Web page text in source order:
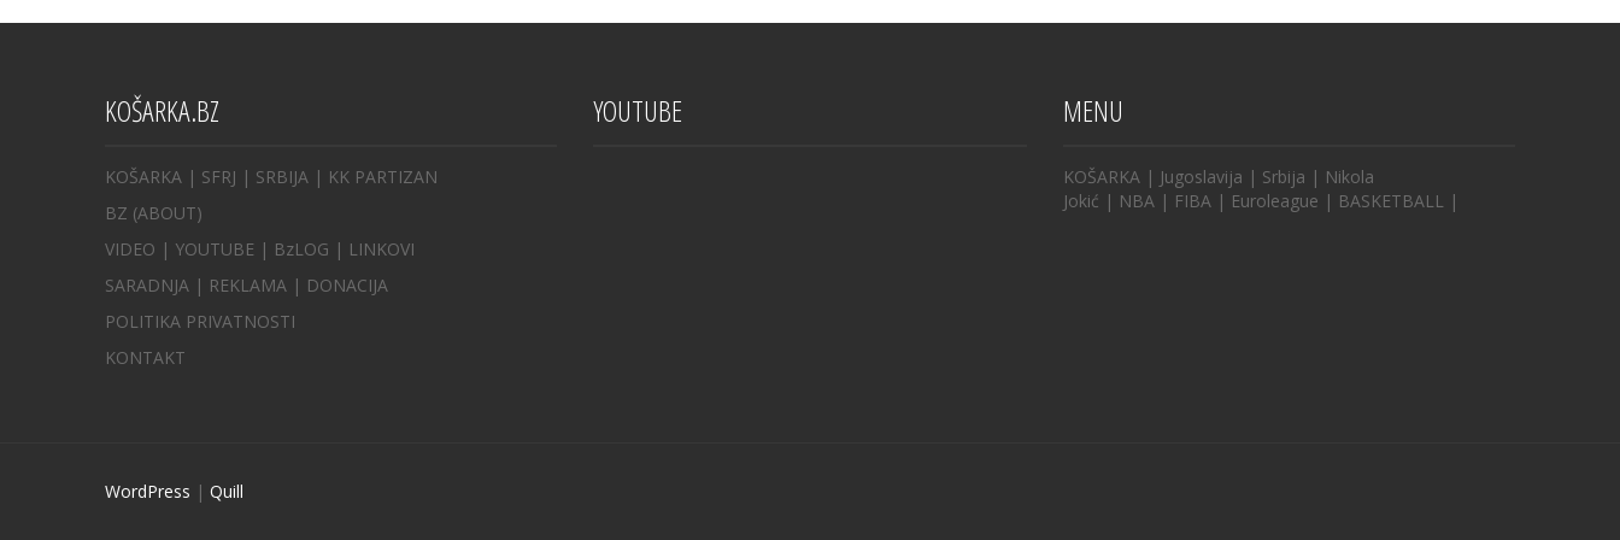
KOŠARKA.BZ
KOŠARKA | SFRJ | SRBIJA | KK PARTIZAN
BZ (ABOUT)
VIDEO | YOUTUBE | BzLOG | LINKOVI
SARADNJA | REKLAMA | DONACIJA
POLITIKA PRIVATNOSTI
KONTAKT
YOUTUBE MENU
KOŠARKA | Jugoslavija | Srbija | Nikola
Jokić | NBA | FIBA | Euroleague | BASKETBALL |
WordPress | Quill